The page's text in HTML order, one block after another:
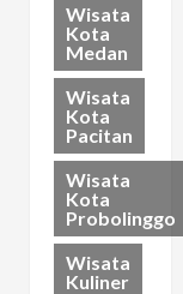
Wisata
Kota
Medan
Wisata
Kota
Pacitan
Wisata
Kota
Probolinggo
Wisata
Kuliner